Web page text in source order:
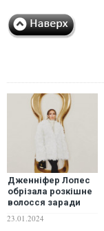
Дженніфер Лопес
обрізала розкішне
волосся заради
супермодної
зачіски, яку скоро
23.01.2024